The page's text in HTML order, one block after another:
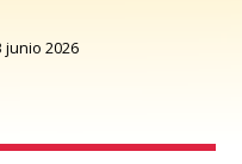
junio 2026